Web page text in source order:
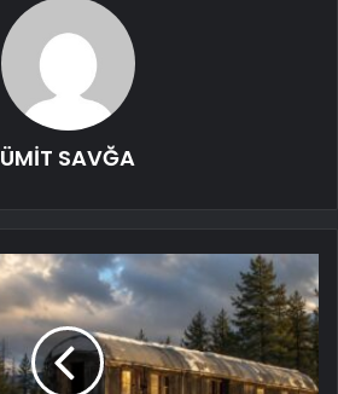
ÜMİT SAVĞA